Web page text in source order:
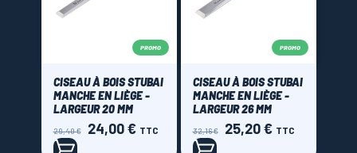
PROMO
CISEAU À BOIS STUBAI
MANCHE EN LIÈGE -
LARGEUR 20 MM
Prix
de
29,40 € Prix
24,00 € TTC
PROMO
CISEAU À BOIS STUBAI
MANCHE EN LIÈGE -
LARGEUR 26 MM
Prix
de
32,16 € Prix
25,20 € TTC